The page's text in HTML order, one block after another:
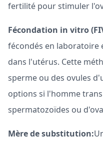
fertilité pour stimuler
Fécondation in vitro
fécondés en laboratoire
dans l'utérus. Cette
sperme ou des ovules
options si l'homme
spermatozoïdes ou
Mère de substitution: